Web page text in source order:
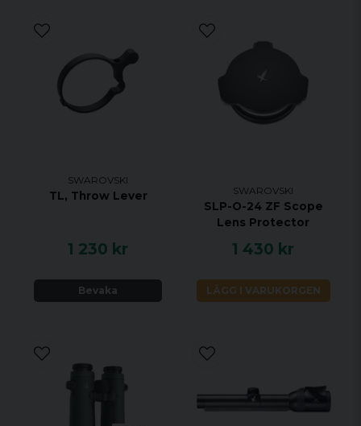
SWAROVSKI
TL, Throw Lever
1 230 kr
Bevaka
SWAROVSKI
SLP-O-24 ZF Scope
Lens Protector
1 430 kr
LÄGG I VARUKORGEN